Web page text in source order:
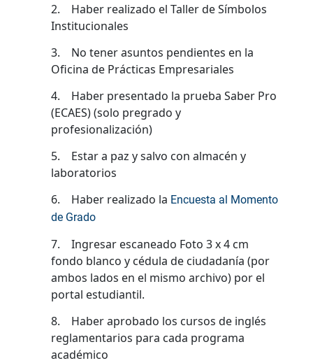
2. Haber realizado el Taller de Símbolos
Institucionales
3. No tener asuntos pendientes en la
Oficina de Prácticas Empresariales
4. Haber presentado la prueba Saber Pro
(ECAES) (solo pregrado y
profesionalización)
5. Estar a paz y salvo con almacén y
laboratorios
6. Haber realizado la Encuesta al Momento
de Grado
7. Ingresar escaneado Foto 3 x 4 cm
fondo blanco y cédula de ciudadanía (por
ambos lados en el mismo archivo) por el
portal estudiantil.
8. Haber aprobado los cursos de inglés
reglamentarios para cada programa
académico